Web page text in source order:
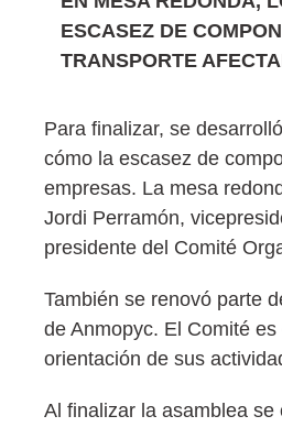
ESCASEZ DE
TRANSPORTE
Para finalizar, se
cómo la escasez de
empresas. La mesa
Jordi Perramón,
presidente del Comité
También se renovó parte
de Anmopyc. El Comité
orientación de sus
Al finalizar la asamblea